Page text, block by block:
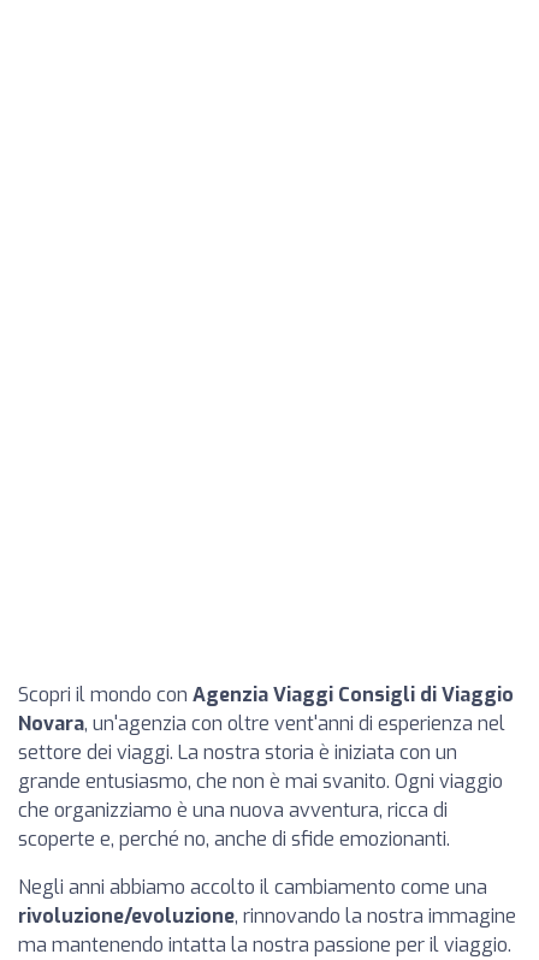
Scopri il mondo con Agenzia Viaggi Consigli di Viaggio
Novara, un'agenzia con oltre vent'anni di esperienza nel
settore dei viaggi. La nostra storia è iniziata con un
grande entusiasmo, che non è mai svanito. Ogni viaggio
che organizziamo è una nuova avventura, ricca di
scoperte e, perché no, anche di sfide emozionanti.
Negli anni abbiamo accolto il cambiamento come una
rivoluzione/evoluzione, rinnovando la nostra immagine
ma mantenendo intatta la nostra passione per il viaggio.